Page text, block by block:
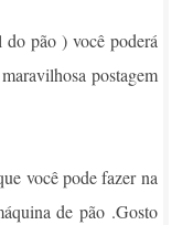
pão ) você poderá
postagem
você pode fazer na
de pão .Gosto